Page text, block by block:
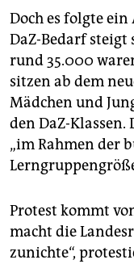
Doch es folgte
DaZ-Bedarf steigt
rund 35.000
sitzen ab dem
Mädchen und
den DaZ-
„im Rahmen der
Protest kommt
macht die
zunichte“,